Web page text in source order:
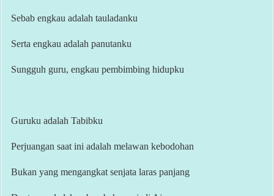
Sebab engkau adalah tauladanku
Serta engkau adalah panutanku
Sungguh guru, engkau pembimbing hidupku
Guruku adalah Tabibku
Perjuangan saat ini adalah melawan kebodohan
Bukan yang mengangkat senjata laras panjang